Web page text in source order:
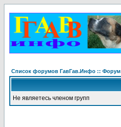
Список форумов ГавГав.Инфо :: Форум
Не являетесь членом групп